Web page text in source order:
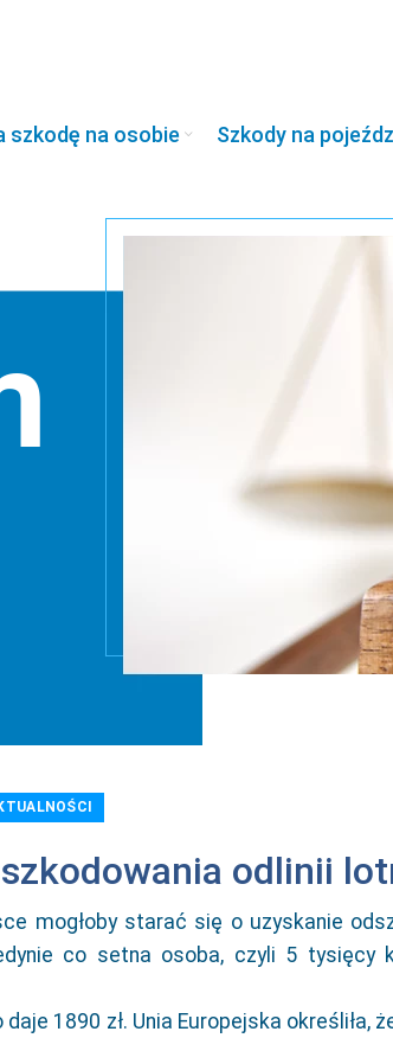
szkodę na osobie Szkody na
odlinii
mogłoby starać się o uzyskanie
co setna osoba, czyli 5 tysięcy
1890 zł. Unia Europejska określiła,